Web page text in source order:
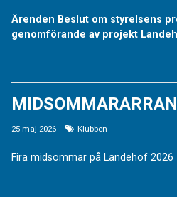
Ärenden Beslut om styrelsens
genomförande av projekt
25 maj 2026 Klubben
Fira midsommar på Landehof 2026